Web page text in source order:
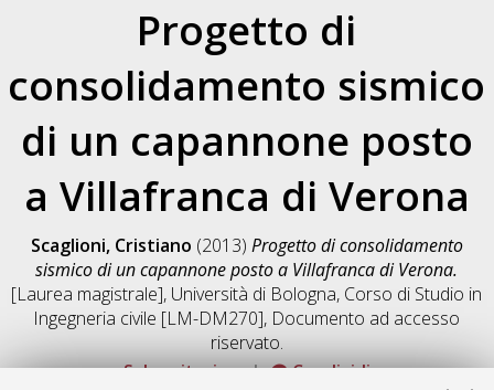
Progetto di
consolidamento sismico
di un capannone posto
a Villafranca di Verona
Scaglioni, Cristiano (2013) Progetto di consolidamento
sismico di un capannone posto a Villafranca di Verona.
[Laurea magistrale], Università di Bologna, Corso di Studio in
Ingegneria civile [LM-DM270], Documento ad accesso
riservato.
Salva citazione
Condividi